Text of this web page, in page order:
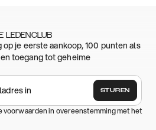
LEDENCLUB
op je eerste aankoop, 100 punten als
toegang tot geheime
STUREN
voorwaarden in overeenstemming met het